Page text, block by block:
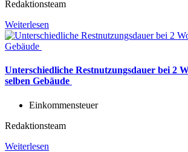
Redaktionsteam
Weiterlesen
Unterschiedliche Restnutzungsdauer bei 2
selben Gebäude
Einkommensteuer
Redaktionsteam
Weiterlesen